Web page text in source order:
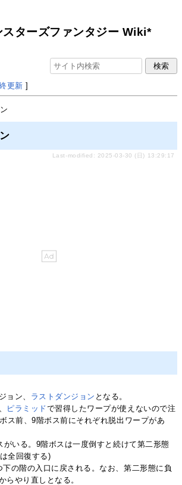
スターズファンタジー Wiki*
更新 ]
Last-modified: 2025-03-30 (日) 13:29:17
ョン、 ラストダンジョン となる。
ピラミッドで習得したワープが使えないので注
ス前、9階ボス前にそれぞれ脱出ワープがあ
がいる。9階ボスは一度倒すと続けて第二形態
全回復する)
の階の入口に戻される。なお、第二形態に負
らやり直しとなる。